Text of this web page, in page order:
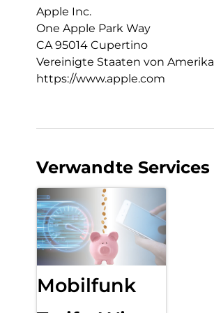
Apple Inc.
One Apple Park Way
CA 95014 Cupertino
Vereinigte Staaten von Amerika
https://www.apple.com
Verwandte Services
Mobilfunk